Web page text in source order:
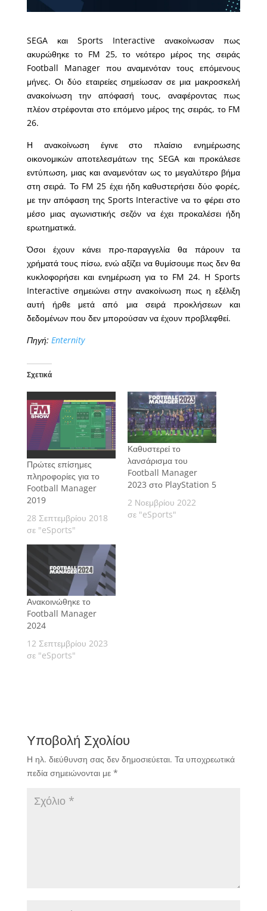
SEGA και Sports Interactive ανακοίνωσαν πως
ακυρώθηκε το FM 25, το νεότερο μέρος της σειράς
Football Manager που αναμενόταν τους επόμενους
μήνες. Οι δύο εταιρείες σημείωσαν σε μια μακροσκελή
ανακοίνωση την απόφασή τους, αναφέροντας πως
πλέον στρέφονται στο επόμενο μέρος της σειράς, το FM
26.
Η ανακοίνωση έγινε στο πλαίσιο ενημέρωσης
οικονομικών αποτελεσμάτων της SEGA και προκάλεσε
εντύπωση, μιας και αναμενόταν ως το μεγαλύτερο βήμα
στη σειρά. Το FM 25 έχει ήδη καθυστερήσει δύο φορές,
με την απόφαση της Sports Interactive να το φέρει στο
μέσο μιας αγωνιστικής σεζόν να έχει προκαλέσει ήδη
ερωτηματικά.
Όσοι έχουν κάνει προ-παραγγελία θα πάρουν τα
χρήματά τους πίσω, ενώ αξίζει να θυμίσουμε πως δεν θα
κυκλοφορήσει και ενημέρωση για το FM 24. H Sports
Interactive σημειώνει στην ανακοίνωση πως η εξέλιξη
αυτή ήρθε μετά από μια σειρά προκλήσεων και
δεδομένων που δεν μπορούσαν να έχουν προβλεφθεί.
Πηγή: Enternity
Σχετικά
Πρώτες επίσημες
πληροφορίες για το
Football Manager
2019
28 Σεπτεμβρίου 2018
σε "eSports"
Καθυστερεί το
λανσάρισμα του
Football Manager
2023 στο PlayStation 5
2 Νοεμβρίου 2022
σε "eSports"
Ανακοινώθηκε το
Football Manager
2024
12 Σεπτεμβρίου 2023
σε "eSports"
Υποβολή Σχολίου
Η ηλ. διεύθυνση σας δεν δημοσιεύεται. Τα υποχρεωτικά
πεδία σημειώνονται με *